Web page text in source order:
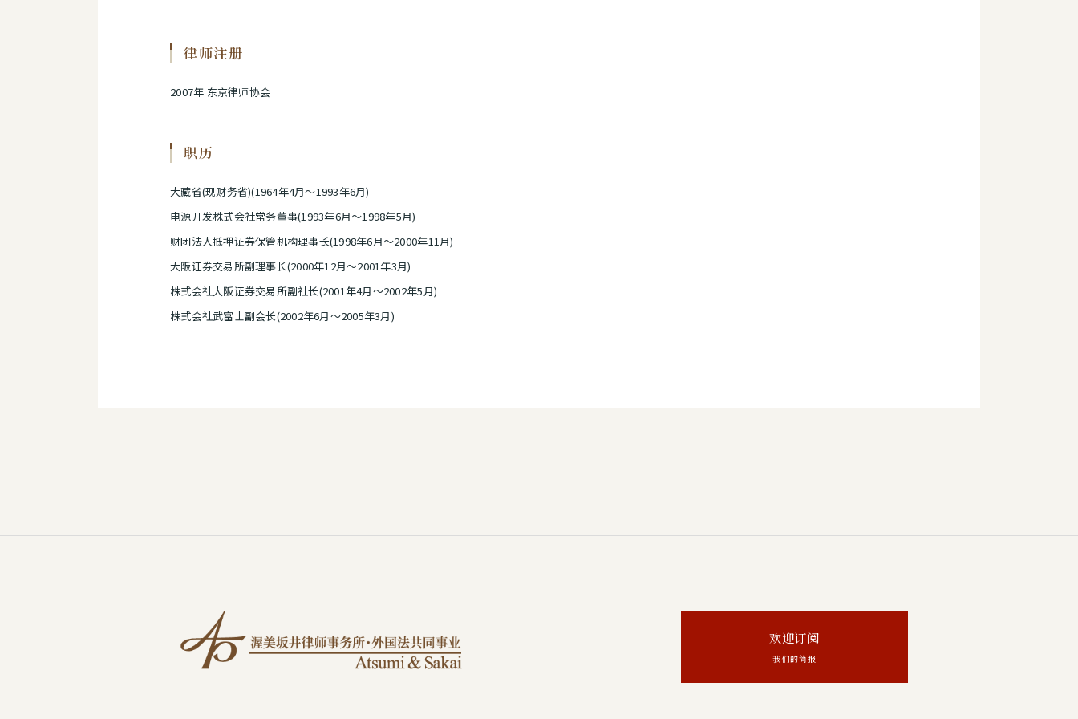
律师注册
2007年 东京律师协会
职历
大藏省(现财务省)(1964年4月～1993年6月)
电源开发株式会社常务董事(1993年6月～1998年5月)
财团法人抵押证券保管机构理事长(1998年6月～2000年11月)
大阪证券交易所副理事长(2000年12月～2001年3月)
株式会社大阪证券交易所副社长(2001年4月～2002年5月)
株式会社武富士副会长(2002年6月～2005年3月)
欢迎订阅
我们的简报